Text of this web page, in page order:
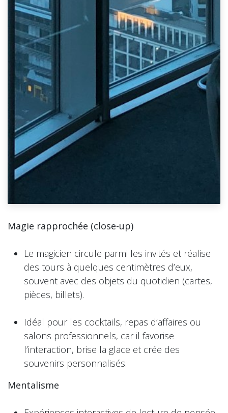
Magie rapprochée (close-up)
Le magicien circule parmi les invités et réalise
des tours à quelques centimètres d’eux,
souvent avec des objets du quotidien (cartes,
pièces, billets).
Idéal pour les cocktails, repas d’affaires ou
salons professionnels, car il favorise
l’interaction, brise la glace et crée des
souvenirs personnalisés.
Mentalisme